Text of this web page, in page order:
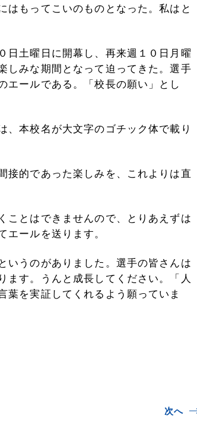
もってこいのものとなった。私はと
日土曜日に開幕し、再来週１０日月曜
しみな期間となって迫ってきた。選手
エールである。「校長の願い」とし
本校名が大文字のゴチック体で載り
接的であった楽しみを、これよりは直
ことはできませんので、とりあえずは
ールを送ります。
いうのがありました。選手の皆さんは
ます。うんと成長してください。「人
葉を実証してくれるよう願っていま
次へ